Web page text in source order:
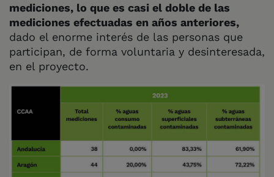
mediciones, lo que es casi el doble de las
mediciones efectuadas en años anteriores,
dado el enorme interés de las personas que
participan, de forma voluntaria y desinteresada,
en el proyecto.